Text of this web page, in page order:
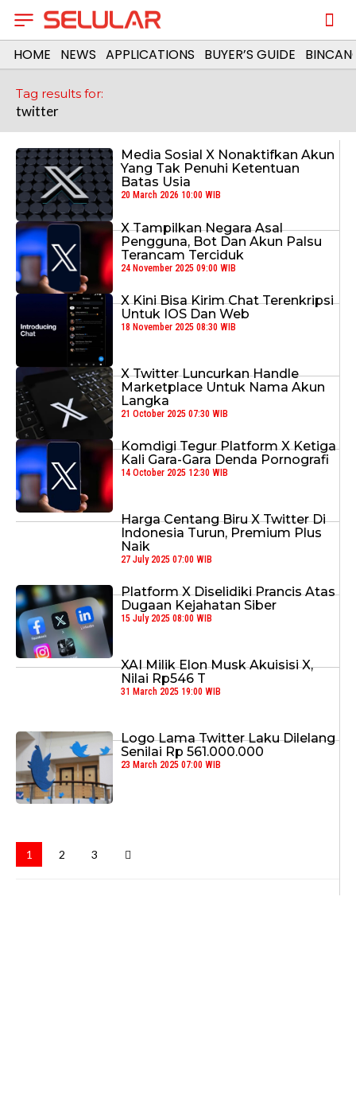
HOME NEWS APPLICATIONS BUYER’S GUIDE
Tag results for:
twitter
Media Sosial X Nonaktifkan Akun
Yang Tak Penuhi Ketentuan
Batas Usia
20 March 2026 10:00 WIB
X Tampilkan Negara Asal
Pengguna, Bot Dan Akun Palsu
Terancam Terciduk
24 November 2025 09:00 WIB
X Kini Bisa Kirim Chat Terenkripsi
Untuk IOS Dan Web
18 November 2025 08:30 WIB
X Twitter Luncurkan Handle
Marketplace Untuk Nama Akun
Langka
21 October 2025 07:30 WIB
Komdigi Tegur Platform X Ketiga
Kali Gara-Gara Denda Pornografi
14 October 2025 12:30 WIB
Harga Centang Biru X Twitter Di
Indonesia Turun, Premium Plus
Naik
27 July 2025 07:00 WIB
Platform X Diselidiki Prancis Atas
Dugaan Kejahatan Siber
15 July 2025 08:00 WIB
XAI Milik Elon Musk Akuisisi X,
Nilai Rp546 T
31 March 2025 19:00 WIB
Logo Lama Twitter Laku Dilelang
Senilai Rp 561.000.000
23 March 2025 07:00 WIB
1 2 3